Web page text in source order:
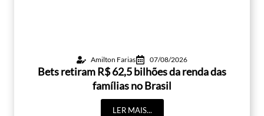
Amilton Farias 07/08/2026
Bets retiram R$ 62,5 bilhões da renda das
famílias no Brasil
LER MAIS...